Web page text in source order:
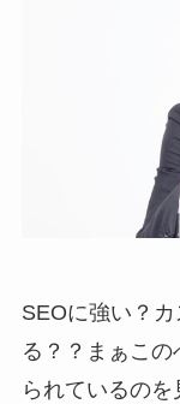
SEOに強い？
る？？まぁこ
られているの